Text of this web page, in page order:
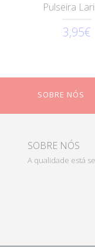
Pulseira
3,95€
SOBRE NÓS
SOBRE NÓS
A qualidade está